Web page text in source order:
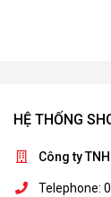
HỆ THỐNG
Công ty
Telephone: